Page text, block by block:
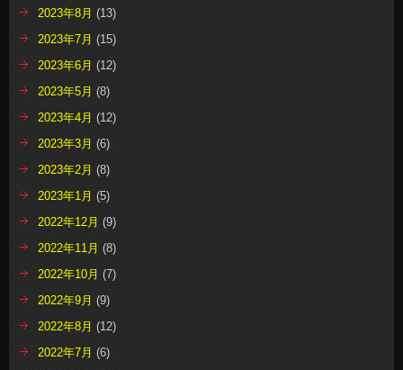
2023年8月 (13)
2023年7月 (15)
2023年6月 (12)
2023年5月 (8)
2023年4月 (12)
2023年3月 (6)
2023年2月 (8)
2023年1月 (5)
2022年12月 (9)
2022年11月 (8)
2022年10月 (7)
2022年9月 (9)
2022年8月 (12)
2022年7月 (6)